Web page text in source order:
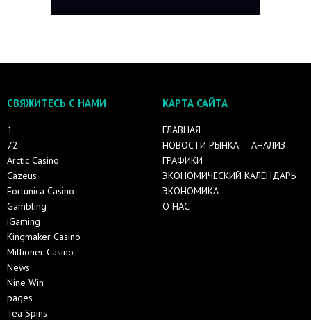
СВЯЖИТЕСЬ С НАМИ
1
72
Arctic Casino
Cazeus
Fortunica Casino
Gambling
iGaming
Kingmaker Casino
Millioner Casino
News
Nine Win
pages
Tea Spins
КАРТА САЙТА
ГЛАВНАЯ
НОВОСТИ РЫНКА — АНАЛИЗ
ГРАФИКИ
ЭКОНОМИЧЕСКИЙ КАЛЕНДАРЬ
ЭКОНОМИКА
О НАС